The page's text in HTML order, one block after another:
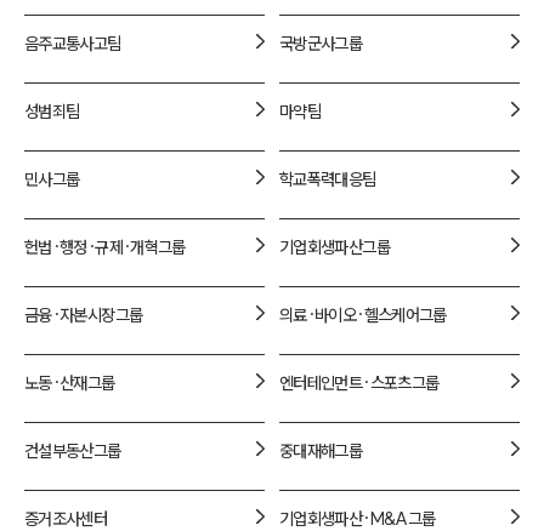
음주교통사고팀 국방군사그룹
성범죄팀 마약팀
민사그룹 학교폭력대응팀
헌법·행정·규제·개혁그룹 기업회생파산그룹
금융·자본시장그룹 의료·바이오·헬스케어그룹
노동·산재그룹 엔터테인먼트·스포츠그룹
건설부동산그룹 중대재해그룹
증거조사센터 기업회생파산·M&A그룹